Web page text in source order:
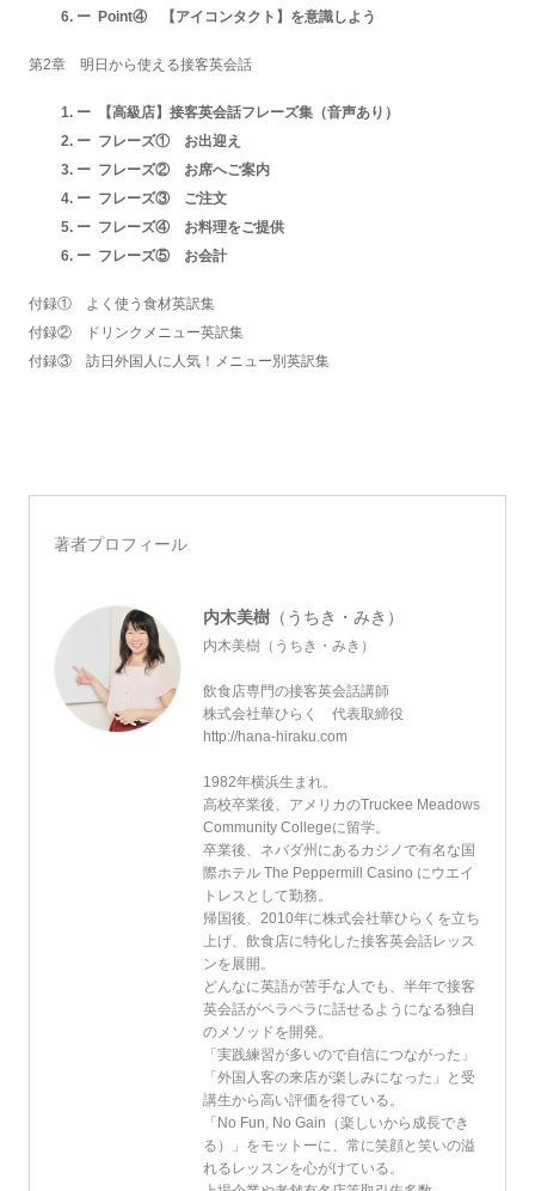
Point④ 【アイコンタクト】を意識しよう
第2章 明日から使える接客英会話
【高級店】接客英会話フレーズ集（音声あり）
フレーズ① お出迎え
フレーズ② お席へご案内
フレーズ③ ご注文
フレーズ④ お料理をご提供
フレーズ⑤ お会計
付録① よく使う食材英訳集
付録② ドリンクメニュー英訳集
付録③ 訪日外国人に人気！メニュー別英訳集
著者プロフィール
内木美樹 （うちき・みき）
内木美樹（うちき・みき）
飲食店専門の接客英会話講師
株式会社華ひらく 代表取締役
http://hana-hiraku.com
1982年横浜生まれ。
高校卒業後、アメリカのTruckee Meadows
Community Collegeに留学。
卒業後、ネバダ州にあるカジノで有名な国
際ホテル The Peppermill Casino にウエイ
トレスとして勤務。
帰国後、2010年に株式会社華ひらくを立ち
上げ、飲食店に特化した接客英会話レッス
ンを展開。
どんなに英語が苦手な人でも、半年で接客
英会話がペラペラに話せるようになる独自
のメソッドを開発。
「実践練習が多いので自信につながった」
「外国人客の来店が楽しみになった」と受
講生から高い評価を得ている。
「No Fun, No Gain（楽しいから成長でき
る）」をモットーに、常に笑顔と笑いの溢
れるレッスンを心がけている。